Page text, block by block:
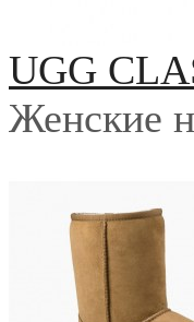
UGG
Женские